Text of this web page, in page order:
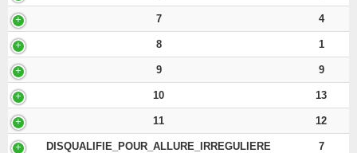
7 4
8 1
9 9
10 13
11 12
DISQUALIFIE_POUR_ALLURE_IRREGULIERE 7